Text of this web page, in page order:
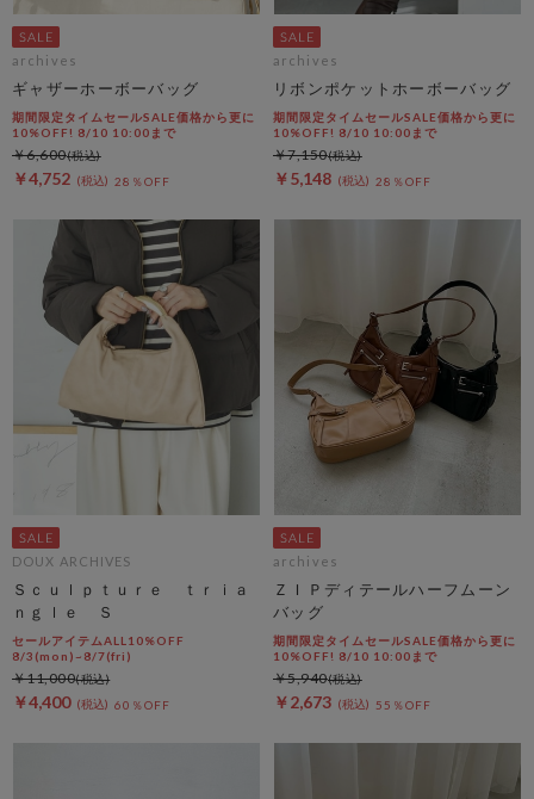
archives
ギャザーホーボーバッグ
期間限定タイムセールSALE価格から更に
10%OFF! 8/10 10:00まで
￥4,752 28％OFF
￥6,600
archives
リボンポケットホーボーバッグ
期間限定タイムセールSALE価格から更に
10%OFF! 8/10 10:00まで
￥5,148 28％OFF
￥7,150
DOUX ARCHIVES
Ｓｃｕｌｐｔｕｒｅ ｔｒｉａ
ｎｇｌｅ Ｓ
セールアイテムALL10%OFF
8/3(mon)~8/7(fri)
￥4,400 60％OFF
￥11,000
archives
ＺＩＰディテールハーフムーン
バッグ
期間限定タイムセールSALE価格から更に
10%OFF! 8/10 10:00まで
￥2,673 55％OFF
￥5,940